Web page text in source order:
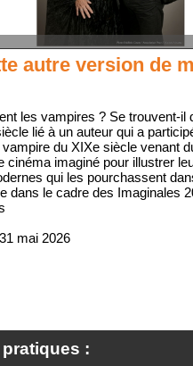
autre version de
les vampires ? Se trouvent-il
lié à un auteur qui a
du XIXe siècle venant
cinéma imaginé pour illustrer
qui les pourchassent
dans le cadre des Imaginales
mai 2026
: